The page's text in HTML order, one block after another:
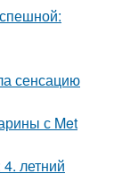
сенсацию
с Met
летний